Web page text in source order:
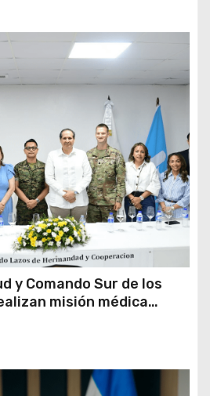
y Comando Sur de los
misión médica
Vega